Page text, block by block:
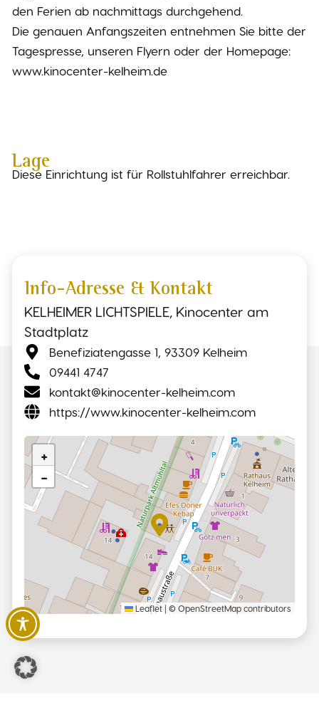
den Ferien ab nachmittags durchgehend.
Die genauen Anfangszeiten entnehmen Sie bitte der
Tagespresse, unseren Flyern oder der Homepage:
www.kinocenter-kelheim.de
Lage
Diese Einrichtung ist für Rollstuhlfahrer erreichbar.
Info-Adresse & Kontakt
KELHEIMER LICHTSPIELE, Kinocenter am
Stadtplatz
Benefiziatengasse 1, 93309 Kelheim
09441 4747
kontakt@kinocenter-kelheim.com
https://www.kinocenter-kelheim.com
+
−
Leaflet | © OpenStreetMap contributors